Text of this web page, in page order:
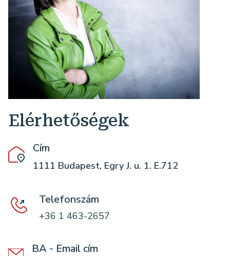
Elérhetőségek
Cím
1111 Budapest, Egry J. u. 1. E.712
Telefonszám
+36 1 463-2657
BA - Email cím